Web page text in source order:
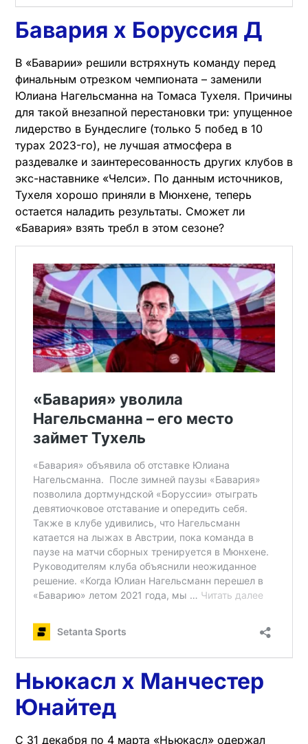
Бавария х Боруссия Д
В «Баварии» решили встряхнуть команду перед
финальным отрезком чемпионата – заменили
Юлиана Нагельсманна на Томаса Тухеля. Причины
для такой внезапной перестановки три: упущенное
лидерство в Бундеслиге (только 5 побед в 10
турах 2023-го), не лучшая атмосфера в
раздевалке и заинтересованность других клубов в
экс-наставнике «Челси». По данным источников,
Тухеля хорошо приняли в Мюнхене, теперь
остается наладить результаты. Сможет ли
«Бавария» взять требл в этом сезоне?
Ньюкасл х Манчестер
Юнайтед
С 31 декабря по 4 марта «Ньюкасл» одержал